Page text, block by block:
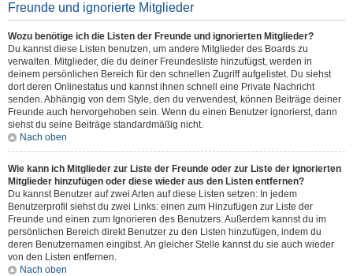
Freunde und ignorierte Mitglieder
Wozu benötige ich die Listen der Freunde und ignorierten Mitglieder?
Du kannst diese Listen benutzen, um andere Mitglieder des Boards zu
verwalten. Mitglieder, die du deiner Freundesliste hinzufügst, werden in
deinem persönlichen Bereich für den schnellen Zugriff aufgelistet. Du siehst
dort deren Onlinestatus und kannst ihnen schnell eine Private Nachricht
senden. Abhängig von dem Style, den du verwendest, können Beiträge deiner
Freunde auch hervorgehoben sein. Wenn du einen Benutzer ignorierst, dann
siehst du seine Beiträge standardmäßig nicht.
Nach oben
Wie kann ich Mitglieder zur Liste der Freunde oder zur Liste der ignorierten
Mitglieder hinzufügen oder diese wieder aus den Listen entfernen?
Du kannst Benutzer auf zwei Arten auf diese Listen setzen: In jedem
Benutzerprofil siehst du zwei Links: einen zum Hinzufügen zur Liste der
Freunde und einen zum Ignorieren des Benutzers. Außerdem kannst du im
persönlichen Bereich direkt Benutzer zu den Listen hinzufügen, indem du
deren Benutzernamen eingibst. An gleicher Stelle kannst du sie auch wieder
von den Listen entfernen.
Nach oben